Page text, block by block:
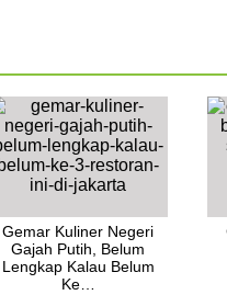
Gemar Kuliner Negeri
Gajah Putih, Belum
Lengkap Kalau Belum
Ke…